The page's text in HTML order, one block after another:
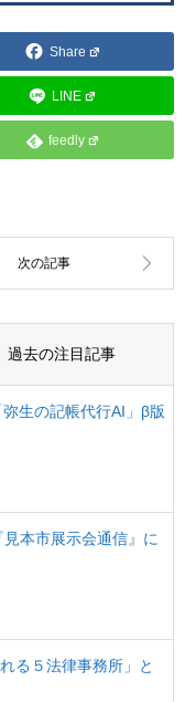
Share
LINE
feedly
過去の注目記事
生の記帳代行AI」β版
見本市展示会通信』に
る５法律事務所」と